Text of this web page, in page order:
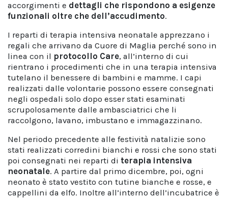
accorgimenti e dettagli che rispondono a esigenze
funzionali oltre che dell’accudimento.
I reparti di terapia intensiva neonatale apprezzano i
regali che arrivano da Cuore di Maglia perché sono in
linea con il protocollo Care, all’interno di cui
rientrano i procedimenti che in una terapia intensiva
tutelano il benessere di bambini e mamme. I capi
realizzati dalle volontarie possono essere consegnati
negli ospedali solo dopo esser stati esaminati
scrupolosamente dalle ambasciatrici che li
raccolgono, lavano, imbustano e immagazzinano.
Nel periodo precedente alle festività natalizie sono
stati realizzati corredini bianchi e rossi che sono stati
poi consegnati nei reparti di terapia intensiva
neonatale. A partire dal primo dicembre, poi, ogni
neonato è stato vestito con tutine bianche e rosse, e
cappellini da elfo. Inoltre all’interno dell’incubatrice è